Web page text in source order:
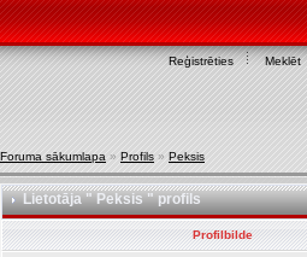
Reģistrēties Meklēt
Foruma sākumlapa » Profils » Peksis
Lietotāja " Peksis " profils
Profilbilde